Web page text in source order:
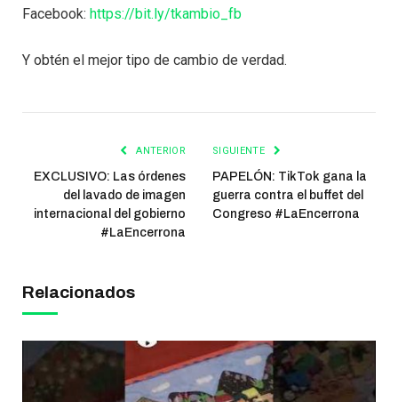
Facebook: https://bit.ly/tkambio_fb
Y obtén el mejor tipo de cambio de verdad.
ANTERIOR
EXCLUSIVO: Las órdenes
del lavado de imagen
internacional del gobierno
#LaEncerrona
SIGUIENTE
PAPELÓN: TikTok gana la
guerra contra el buffet del
Congreso #LaEncerrona
Relacionados